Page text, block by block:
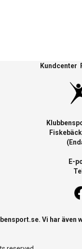
Kundcenter
Fiskebäcks
E-
. Vi har även